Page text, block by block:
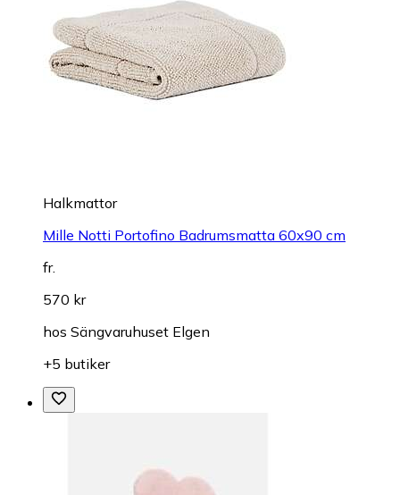
Halkmattor
Mille Notti Portofino Badrumsmatta 60x90 cm
fr.
570 kr
hos Sängvaruhuset Elgen
+5 butiker